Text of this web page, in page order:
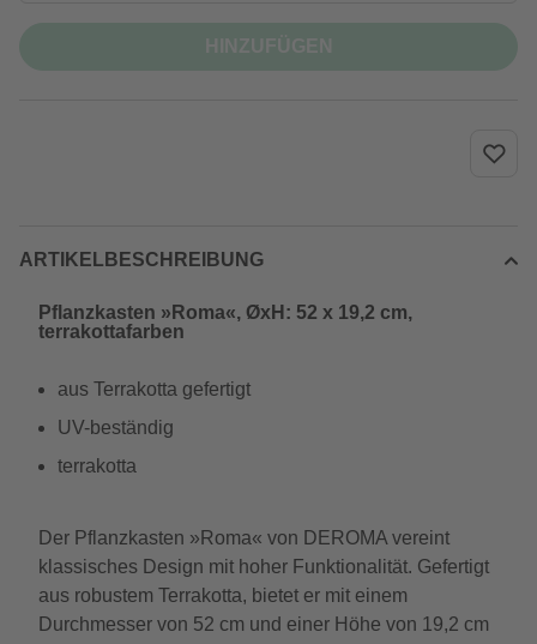
ARTIKELBESCHREIBUNG
Pflanzkasten »Roma«, ØxH: 52 x 19,2 cm,
terrakottafarben
aus Terrakotta gefertigt
UV-beständig
terrakotta
Der Pflanzkasten »Roma« von DEROMA vereint
klassisches Design mit hoher Funktionalität. Gefertigt
aus robustem Terrakotta, bietet er mit einem
Durchmesser von 52 cm und einer Höhe von 19,2 cm